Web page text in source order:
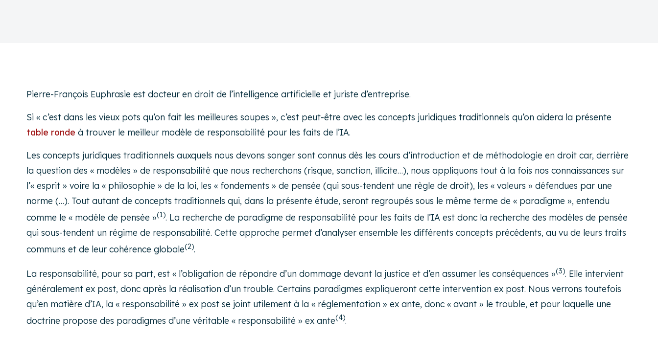
Pierre-François Euphrasie est docteur en droit de l’intelligence artificielle et juriste d’entreprise.
Si « c’est dans les vieux pots qu’on fait les meilleures soupes », c’est peut-être avec les concepts juridiques traditionnels qu’on aidera la présente
table ronde à trouver le meilleur modèle de responsabilité pour les faits de l’IA.
Les concepts juridiques traditionnels auxquels nous devons songer sont connus dès les cours d’introduction et de méthodologie en droit car, derrière
la question des « modèles » de responsabilité que nous recherchons (risque, sanction, illicite…), nous appliquons tout à la fois nos connaissances sur
l’« esprit » voire la « philosophie » de la loi, les « fondements » de pensée (qui sous-tendent une règle de droit), les « valeurs » défendues par une
norme (…). Tout autant de concepts traditionnels qui, dans la présente étude, seront regroupés sous le même terme de « paradigme », entendu
comme le « modèle de pensée »(1). La recherche de paradigme de responsabilité pour les faits de l’IA est donc la recherche des modèles de pensée
qui sous-tendent un régime de responsabilité. Cette approche permet d’analyser ensemble les différents concepts précédents, au vu de leurs traits
communs et de leur cohérence globale(2).
La responsabilité, pour sa part, est « l’obligation de répondre d’un dommage devant la justice et d’en assumer les conséquences »(3). Elle intervient
généralement ex post, donc après la réalisation d’un trouble. Certains paradigmes expliqueront cette intervention ex post. Nous verrons toutefois
qu’en matière d’IA, la « responsabilité » ex post se joint utilement à la « réglementation » ex ante, donc « avant » le trouble, et pour laquelle une
doctrine propose des paradigmes d’une véritable « responsabilité » ex ante(4).